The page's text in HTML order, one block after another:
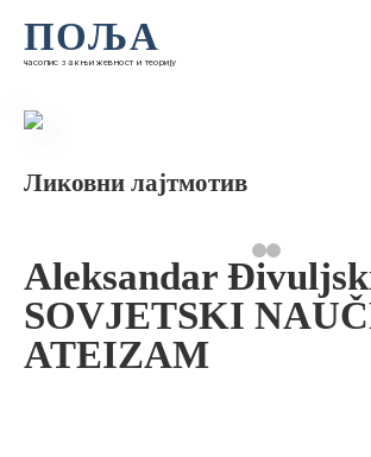
ПОЉА
часопис за књижевност и теорију
Ликовни лајтмотив
Aleksandar
SOVJETSKI
ATEIZAM